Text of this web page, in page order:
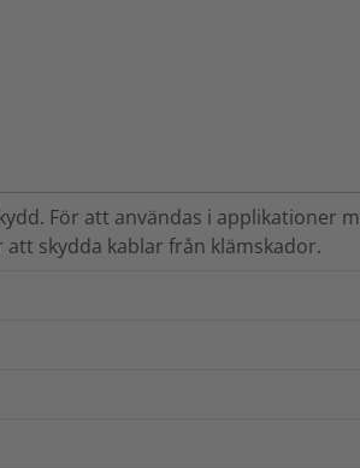
För att användas i applikationer
skydda kablar från klämskador.